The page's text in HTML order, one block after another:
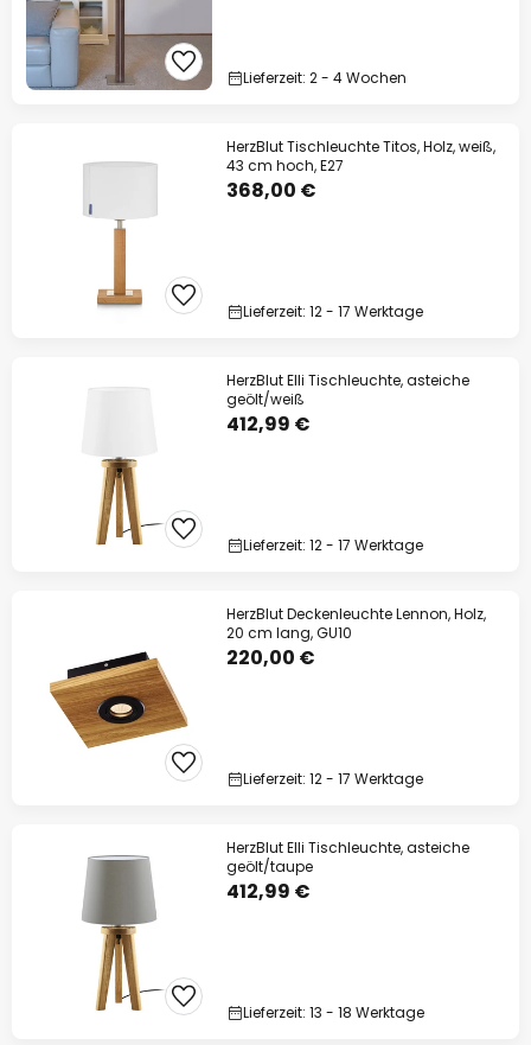
Lieferzeit: 2 - 4 Wochen
HerzBlut Tischleuchte Titos, Holz, weiß,
43 cm hoch, E27
368,00 €
Lieferzeit: 12 - 17 Werktage
HerzBlut Elli Tischleuchte, asteiche
geölt/weiß
412,99 €
Lieferzeit: 12 - 17 Werktage
HerzBlut Deckenleuchte Lennon, Holz,
20 cm lang, GU10
220,00 €
Lieferzeit: 12 - 17 Werktage
HerzBlut Elli Tischleuchte, asteiche
geölt/taupe
412,99 €
Lieferzeit: 13 - 18 Werktage